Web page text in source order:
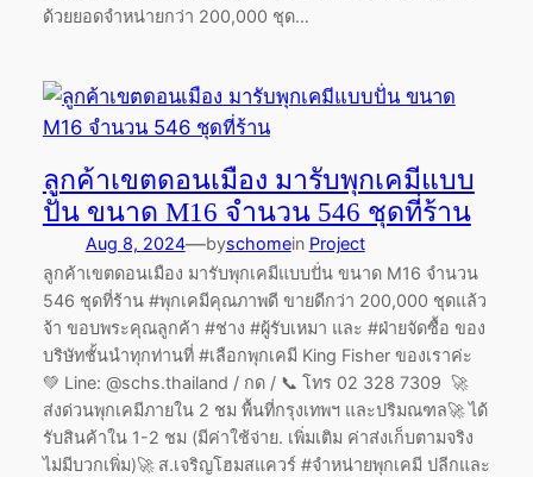
ด้วยยอดจำหน่ายกว่า 200,000 ชุด…
ลูกค้าเขตดอนเมือง มารับพุกเคมีแบบ
ปั่น ขนาด M16 จำนวน 546 ชุดที่ร้าน
Aug 8, 2024—byschomein Project
ลูกค้าเขตดอนเมือง มารับพุกเคมีแบบปั่น ขนาด M16 จำนวน
546 ชุดที่ร้าน #พุกเคมีคุณภาพดี ขายดีกว่า 200,000 ชุดแล้ว
จ้า ขอบพระคุณลูกค้า #ช่าง #ผู้รับเหมา และ #ฝ่ายจัดซื้อ ของ
บริษัทชั้นนำทุกท่านที่ #เลือกพุกเคมี King Fisher ของเราค่ะ
💚 Line: @schs.thailand / กด / 📞 โทร 02 328 7309 🚀
ส่งด่วนพุกเคมีภายใน 2 ชม พื้นที่กรุงเทพฯ และปริมณฑล🚀 ได้
รับสินค้าใน 1-2 ชม (มีค่าใช้จ่าย. เพิ่มเติม ค่าส่งเก็บตามจริง
ไม่มีบวกเพิ่ม)🚀 ส.เจริญโฮมสแควร์ #จำหน่ายพุกเคมี ปลีกและ